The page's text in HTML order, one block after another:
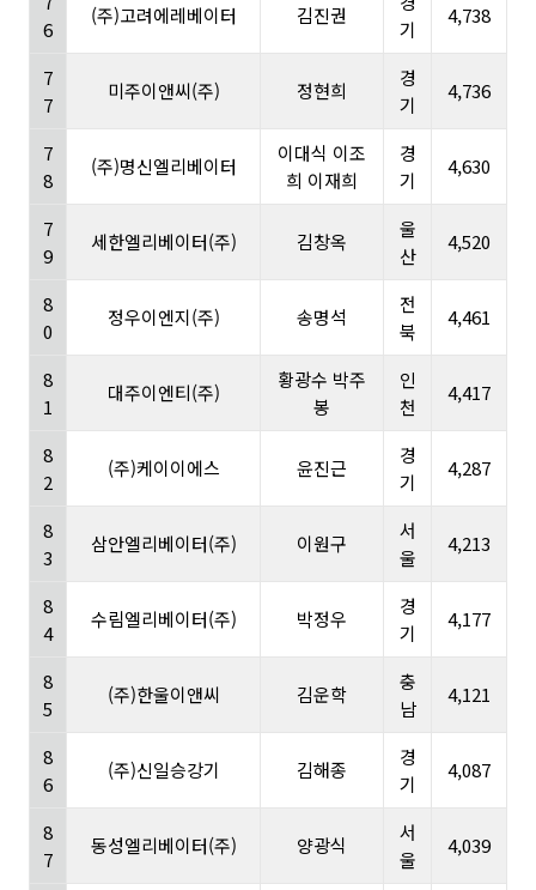
6
(주)고려에레베이터 김진권
기
4,738
7
7
미주이앤씨(주) 정현희
경
기
4,736
7
8
(주)명신엘리베이터
이대식 이조
희 이재희
경
기
4,630
7
9
세한엘리베이터(주) 김창옥
울
산
4,520
8
0
정우이엔지(주) 송명석
전
북
4,461
8
1
대주이엔티(주)
황광수 박주
봉
인
천
4,417
8
2
(주)케이이에스 윤진근
경
기
4,287
8
3
삼안엘리베이터(주) 이원구
서
울
4,213
8
4
수림엘리베이터(주) 박정우
경
기
4,177
8
5
(주)한울이앤씨 김운학
충
남
4,121
8
6
(주)신일승강기 김해종
경
기
4,087
8
7
동성엘리베이터(주) 양광식
서
울
4,039